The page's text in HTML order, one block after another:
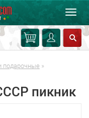
»
пикник